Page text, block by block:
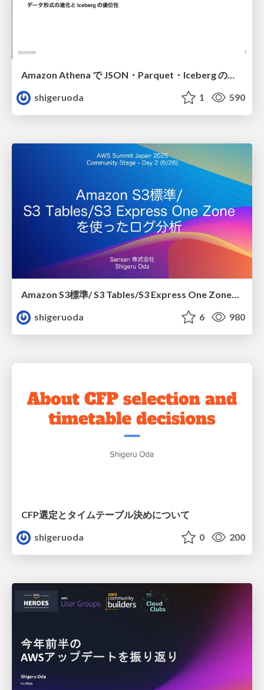
Amazon Athena で JSON・Parquet・Iceberg のデータを検索し、性能を比較してみた
shigeruoda
1 590
Amazon S3標準/ S3 Tables/S3 Express One Zoneを使ったログ分析
shigeruoda
6 980
CFP選定とタイムテーブル決めについて
shigeruoda
0 200